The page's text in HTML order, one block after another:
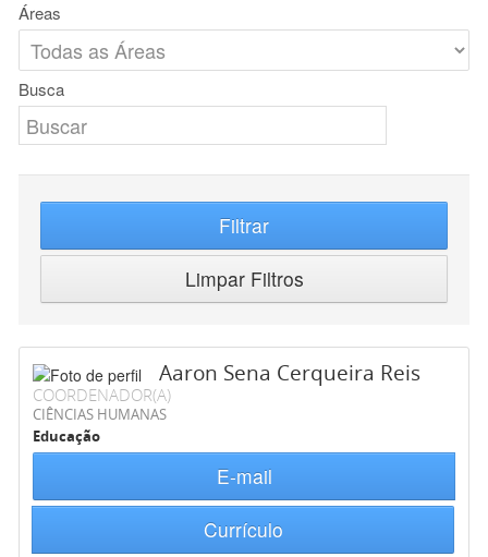
Áreas
Busca
Filtrar
Limpar Filtros
Aaron Sena Cerqueira Reis
COORDENADOR(A)
CIÊNCIAS HUMANAS
Educação
E-mail
Currículo